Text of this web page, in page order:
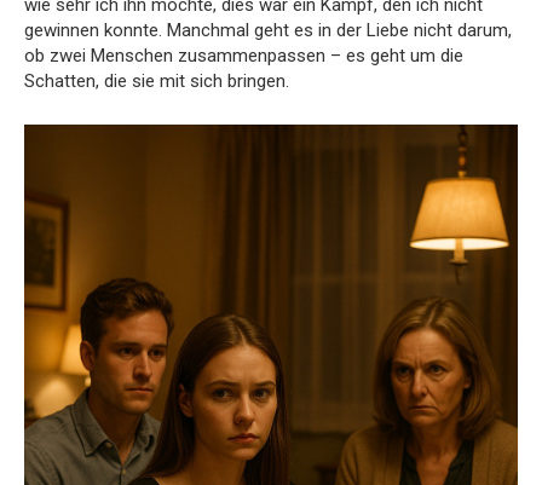
wie sehr ich ihn mochte, dies war ein Kampf, den ich nicht
gewinnen konnte. Manchmal geht es in der Liebe nicht darum,
ob zwei Menschen zusammenpassen – es geht um die
Schatten, die sie mit sich bringen.